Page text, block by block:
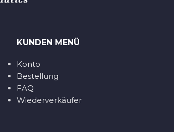
KUNDEN MENÜ
Konto
Bestellung
FAQ
Wiederverkäufer